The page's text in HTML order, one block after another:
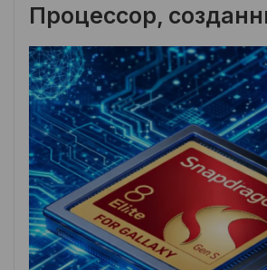
Процессор,